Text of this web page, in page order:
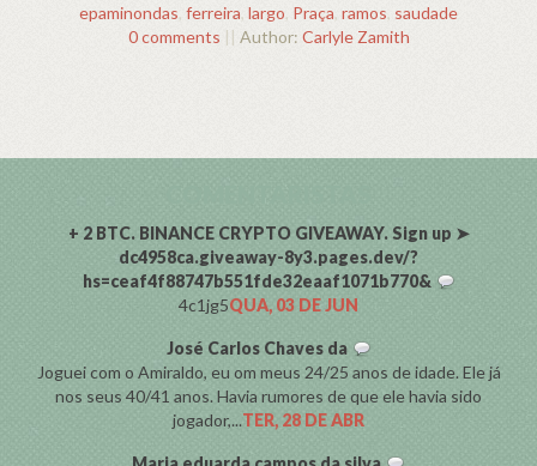
epaminondas, ferreira, largo, Praça, ramos, saudade
0 comments || Author: Carlyle Zamith
+ 2 BTC. BINANCE CRYPTO GIVEAWAY. Sign up ➤
dc4958ca.giveaway-8y3.pages.dev/?
hs=ceaf4f88747b551fde32eaaf1071b770&
4c1jg5QUA, 03 DE JUN
José Carlos Chaves da
Joguei com o Amiraldo, eu om meus 24/25 anos de idade. Ele já
nos seus 40/41 anos. Havia rumores de que ele havia sido
jogador,...TER, 28 DE ABR